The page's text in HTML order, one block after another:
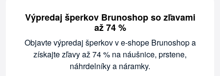
Výpredaj šperkov Brunoshop so zľavami
až 74 %
Objavte výpredaj šperkov v e-shope Brunoshop a
získajte zľavy až 74 % na náušnice, prstene,
náhrdelníky a náramky.